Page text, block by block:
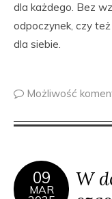
dla każdego. Bez
odpoczynek, czy
dla siebie.
Możliwość
09
MAR
W